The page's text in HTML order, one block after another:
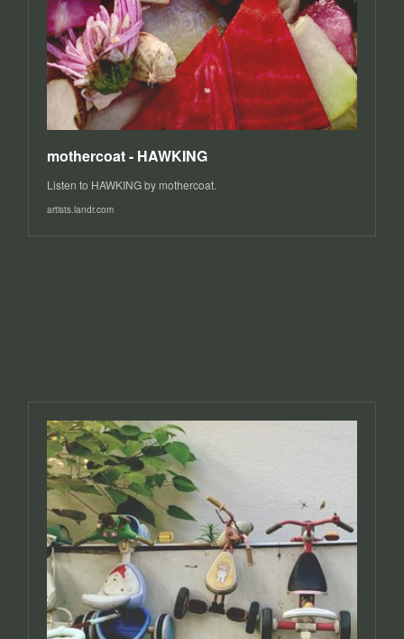
mothercoat - HAWKING
Listen to HAWKING by mothercoat.
artists.landr.com